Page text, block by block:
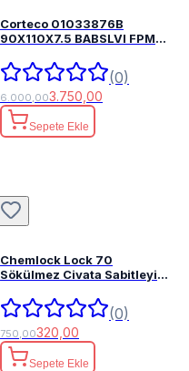
Corteco 01033876B
90X110X7.5 BABSLVI FPM
(0)
6.000,003.750,00
Sepete Ekle
Chemlock Lock 70
Sökülmez Civata Sabitleyici
(0)
750,00320,00
Sepete Ekle